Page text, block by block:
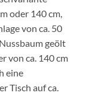
oder 140 cm,
von ca. 50
geölt
von ca. 140 cm
eine
Tisch auf ca.